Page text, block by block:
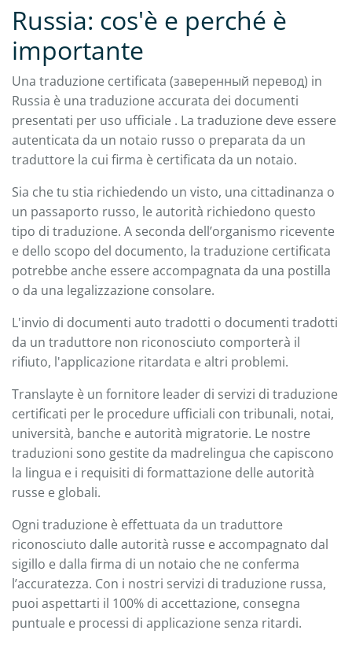
Russia: cos'è e perché è
importante
Una traduzione certificata (заверенный перевод) in
Russia è una traduzione accurata dei documenti
presentati per uso ufficiale . La traduzione deve essere
autenticata da un notaio russo o preparata da un
traduttore la cui firma è certificata da un notaio.
Sia che tu stia richiedendo un visto, una cittadinanza o
un passaporto russo, le autorità richiedono questo
tipo di traduzione. A seconda dell’organismo ricevente
e dello scopo del documento, la traduzione certificata
potrebbe anche essere accompagnata da una postilla
o da una legalizzazione consolare.
L'invio di documenti auto tradotti o documenti tradotti
da un traduttore non riconosciuto comporterà il
rifiuto, l'applicazione ritardata e altri problemi.
Translayte è un fornitore leader di servizi di traduzione
certificati per le procedure ufficiali con tribunali, notai,
università, banche e autorità migratorie. Le nostre
traduzioni sono gestite da madrelingua che capiscono
la lingua e i requisiti di formattazione delle autorità
russe e globali.
Ogni traduzione è effettuata da un traduttore
riconosciuto dalle autorità russe e accompagnato dal
sigillo e dalla firma di un notaio che ne conferma
l’accuratezza. Con i nostri servizi di traduzione russa,
puoi aspettarti il 100% di accettazione, consegna
puntuale e processi di applicazione senza ritardi.